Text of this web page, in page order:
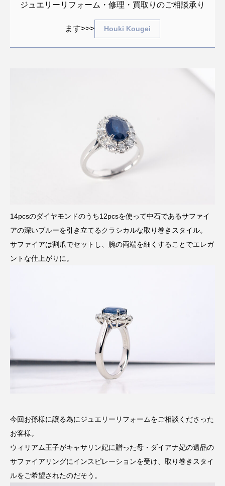
ジュエリーリフォーム・修理・買取りのご相談承り
ます>>> Houki Kougei
14pcsのダイヤモンドのうち12pcsを使って中石であるサファイ
アの深いブルーを引き立てるクラシカルな取り巻きスタイル。
サファイアは割爪でセットし、腕の両端を細くすることでエレガ
ントな仕上がりに。
今回お孫様に譲る為にジュエリーリフォームをご相談くださった
お客様。
ウィリアム王子がキャサリン妃に贈った母・ダイアナ妃の遺品の
サファイアリングにインスピレーションを受け、取り巻きスタイ
ルをご希望されたのだそう。